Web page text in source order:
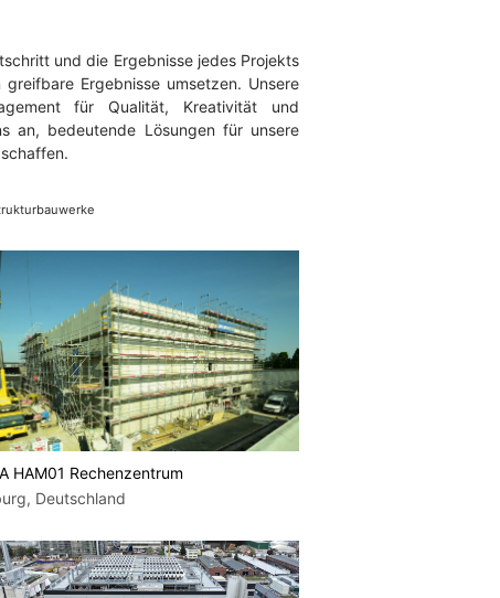
und die Ergebnisse jedes Projekts
Ergebnisse umsetzen. Unsere
für Qualität, Kreativität und
an, bedeutende Lösungen für unsere
HAM01 Rechenzentrum
Deutschland